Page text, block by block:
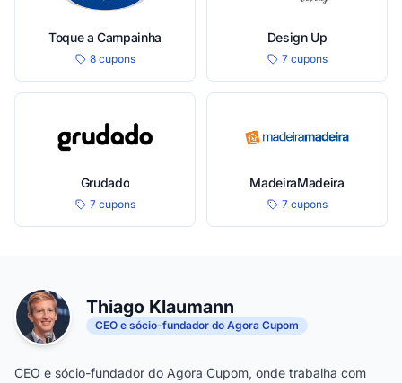
Toque a Campainha
8 cupons
Design Up
7 cupons
Grudado
7 cupons
MadeiraMadeira
7 cupons
Thiago Klaumann
CEO e sócio-fundador do Agora Cupom
CEO e sócio-fundador do Agora Cupom, onde trabalha com